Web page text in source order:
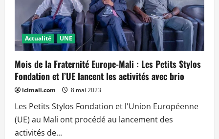
Actualité UNE
Mois de la Fraternité Europe-Mali : Les Petits Stylos
Fondation et l’UE lancent les activités avec brio
icimali.com 8 mai 2023
Les Petits Stylos Fondation et l'Union Européenne
(UE) au Mali ont procédé au lancement des
activités de...